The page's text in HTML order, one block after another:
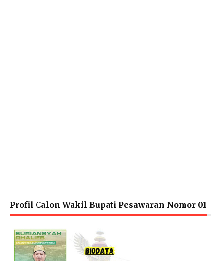
Profil Calon Wakil Bupati Pesawaran Nomor 01